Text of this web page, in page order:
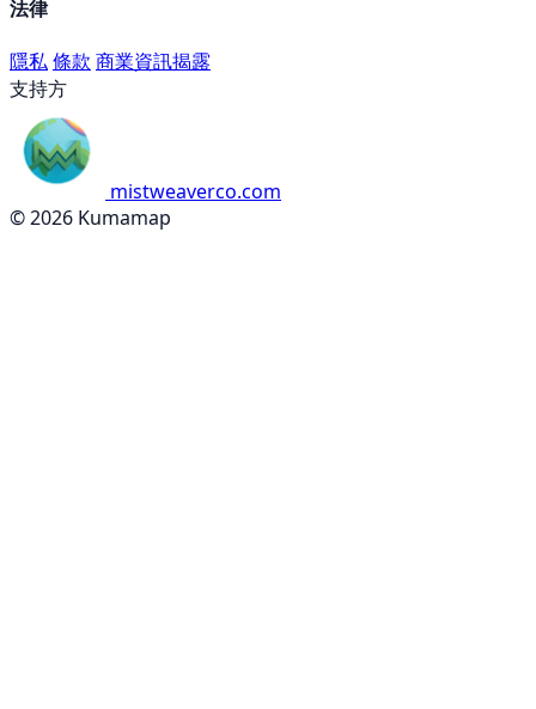
法律
隱私條款 商業資訊揭露
支持方
mistweaverco.com
© 2026 Kumamap